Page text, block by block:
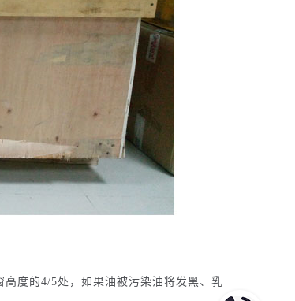
度的4/5处，如果油被污染油将发黑、乳